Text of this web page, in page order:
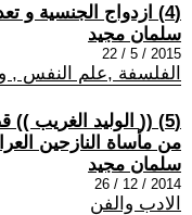
(4) ازدواج الجنسية و تعدد الولاءات .
سلمان مجيد
2015 / 5 / 22
الفلسفة ,علم النفس ,
(5) (( الوليد الغريب
من مأساة النازحين
سلمان مجيد
2014 / 12 / 26
الادب والفن